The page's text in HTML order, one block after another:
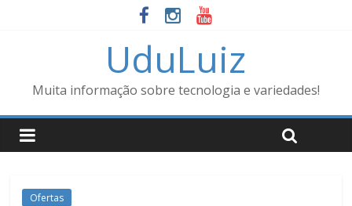
UduLuiz
Muita informação sobre tecnologia e variedades!
Ofertas